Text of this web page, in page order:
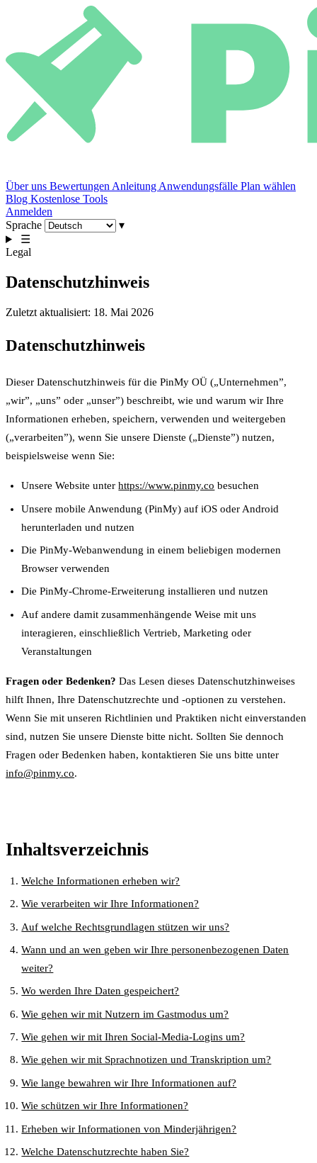
Über uns Bewertungen Anleitung Anwendungsfälle Plan wählen
Blog Kostenlose Tools
Anmelden
Sprache
▾
☰
Legal
Datenschutzhinweis
Zuletzt aktualisiert: 18. Mai 2026
Datenschutzhinweis
Dieser Datenschutzhinweis für die PinMy OÜ („Unternehmen”,
„wir”, „uns” oder „unser”) beschreibt, wie und warum wir Ihre
Informationen erheben, speichern, verwenden und weitergeben
(„verarbeiten”), wenn Sie unsere Dienste („Dienste”) nutzen,
beispielsweise wenn Sie:
Unsere Website unterhttps://www.pinmy.co besuchen
Unsere mobile Anwendung (PinMy) auf iOS oder Android
herunterladen und nutzen
Die PinMy-Webanwendung in einem beliebigen modernen
Browser verwenden
Die PinMy-Chrome-Erweiterung installieren und nutzen
Auf andere damit zusammenhängende Weise mit uns
interagieren, einschließlich Vertrieb, Marketing oder
Veranstaltungen
Fragen oder Bedenken? Das Lesen dieses Datenschutzhinweises
hilft Ihnen, Ihre Datenschutzrechte und -optionen zu verstehen.
Wenn Sie mit unseren Richtlinien und Praktiken nicht einverstanden
sind, nutzen Sie unsere Dienste bitte nicht. Sollten Sie dennoch
Fragen oder Bedenken haben, kontaktieren Sie uns bitte unter
info@pinmy.co.
Inhaltsverzeichnis
Welche Informationen erheben wir?
Wie verarbeiten wir Ihre Informationen?
Auf welche Rechtsgrundlagen stützen wir uns?
Wann und an wen geben wir Ihre personenbezogenen Daten
weiter?
Wo werden Ihre Daten gespeichert?
Wie gehen wir mit Nutzern im Gastmodus um?
Wie gehen wir mit Ihren Social-Media-Logins um?
Wie gehen wir mit Sprachnotizen und Transkription um?
Wie lange bewahren wir Ihre Informationen auf?
Wie schützen wir Ihre Informationen?
Erheben wir Informationen von Minderjährigen?
Welche Datenschutzrechte haben Sie?